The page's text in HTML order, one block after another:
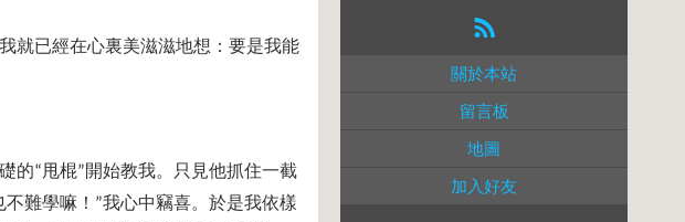
就已經在心裏美滋滋地想：要是我能
的“甩棍”開始教我。只見他抓住一截
難學嘛！ ”我心中竊喜。於是我依樣
關於本站
留言板
地圖
加入好友